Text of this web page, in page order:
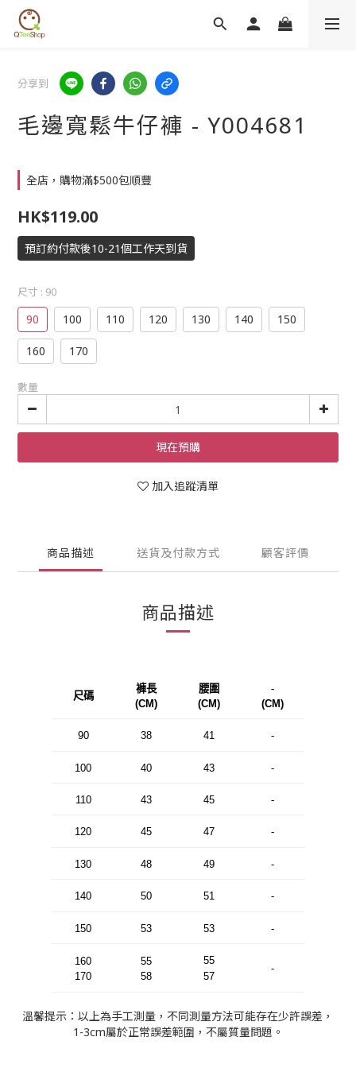
分享到
毛邊寬鬆牛仔褲 - Y004681
全店，購物滿$500包順豐
HK$119.00
預訂約付款後10-21個工作天到貨
尺寸 : 90
90 100 110 120 130 140 150
160 170
數量
現在預購
加入追蹤清單
商品描述 送貨及付款方式 顧客評價
商品描述
尺碼
褲長
(CM)
腰圍
(CM)
-
(CM)
90 38 41 -
100 40 43 -
110 43 45 -
120 45 47 -
130 48 49 -
140 50 51 -
150 53 53 -
160
170
55
58
55
57
-
溫馨提示：以上為手工測量，不同測量方法可能存在少許誤差，
1-3cm屬於正常誤差範圍，不屬質量問題。